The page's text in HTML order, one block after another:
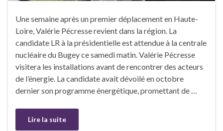
Une semaine après un premier déplacement en Haute-
Loire, Valérie Pécresse revient dans la région. La
candidate LR à la présidentielle est attendue à la centrale
nucléaire du Bugey ce samedi matin. Valérie Pécresse
visitera les installations avant de rencontrer des acteurs
de l’énergie. La candidate avait dévoilé en octobre
dernier son programme énergétique, promettant de …
Lire la suite